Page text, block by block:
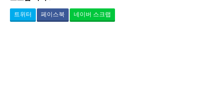
트위터 페이스북 네이버 스크랩